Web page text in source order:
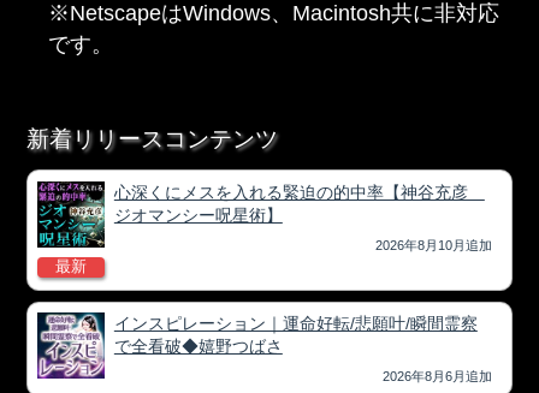
※NetscapeはWindows、Macintosh共に非対応
です。
新着リリースコンテンツ
最新
心深くにメスを入れる緊迫の的中率【神谷充彦
ジオマンシー呪星術】
2026年8月10月追加
インスピレーション｜運命好転/悲願叶/瞬間霊察
で全看破◆嬉野つばさ
2026年8月6月追加